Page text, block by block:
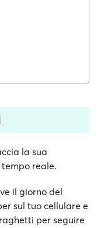
la sua
reale.
il giorno del
sul tuo cellulare e
per seguire